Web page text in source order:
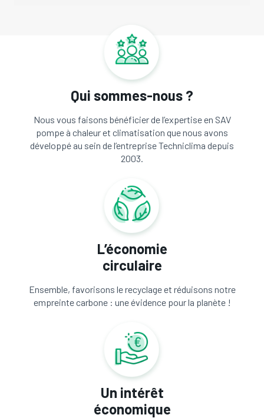
Qui sommes-nous ?
Nous vous faisons bénéficier de l’expertise en SAV
pompe à chaleur et climatisation que nous avons
développé au sein de l’entreprise Techniclima depuis
2003.
L’économie
circulaire
Ensemble, favorisons le recyclage et réduisons notre
empreinte carbone : une évidence pour la planète !
Un intérêt
économique